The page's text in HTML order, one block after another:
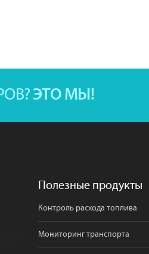
ЭТО МЫ!
Полезные продукты
Контроль расхода топлива
Мониторинг транспорта